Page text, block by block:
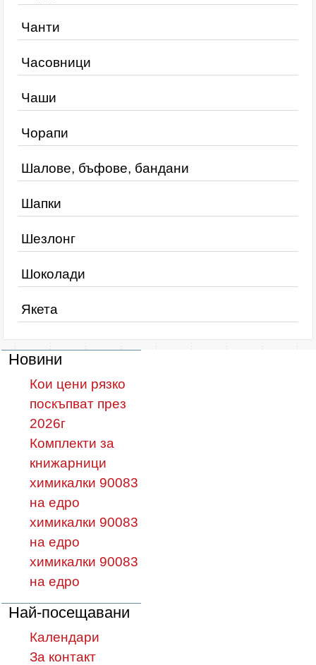
Чанти
Часовници
Чаши
Чорапи
Шалове, бъфове, бандани
Шапки
Шезлонг
Шоколади
Якета
Новини
Кои цени рязко
поскъпват през
2026г
Комплекти за
книжарници
химикалки 90083
на едро
химикалки 90083
на едро
химикалки 90083
на едро
Най-посещавани
Календари
За контакт